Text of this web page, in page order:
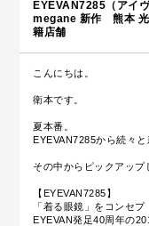
EYEVAN7285（ア
megane 新作 熊本 光
籍店舗
こんにちは。
衛本です。
夏本番。
EYEVAN7285から続々と
その中からピックアップ
【EYEVAN7285】
「着る眼鏡」をコンセ
EYEVAN発足40周年の